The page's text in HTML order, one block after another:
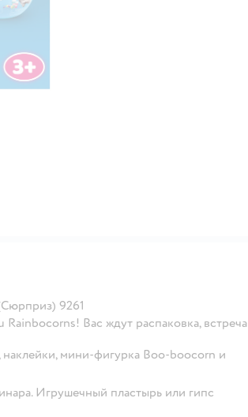
9261
Вас ждут распаковка, встреча
наклейки, мини-фигурка Boo-boocorn и
Игрушечный пластырь или гипс